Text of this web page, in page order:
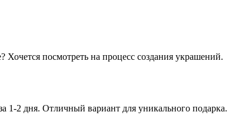
Хочется посмотреть на процесс создания украшений.
1-2 дня. Отличный вариант для уникального подарка.